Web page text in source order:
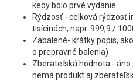
kedy bolo prvé vydanie
Rýdzosť - celková rýdzosť
tisícinách, napr. 999,9 /
Zabalené- krátky popis,
o prepravné balenia)
Zberateľská hodnota - áno
nemá produkt aj